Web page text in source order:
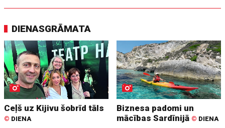
DIENASGRĀMATA
Ceļš uz Kijivu šobrīd tāls
© DIENA
Biznesa padomi un
mācības Sardīnijā © DIENA